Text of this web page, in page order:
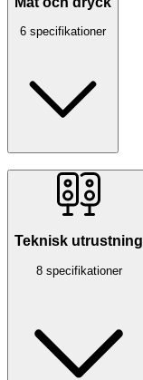
6 specifikationer
Teknisk utrustning
8 specifikationer